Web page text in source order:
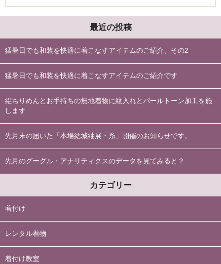
最近の投稿
猛暑日でも和装を快適に着こなすアイテムのご紹介、その2
猛暑日でも和装を快適に着こなすアイテムのご紹介です
絽ちりめんとお手持ちの無地着物に紋入れとパールトーン加工を施
します
先月末の届いた「本場結城紬展・糸」開催のお知らせです。
先月のグーグル・アナリティクスのデータを見てみると？
カテゴリー
着付け
レンタル着物
着付け教室